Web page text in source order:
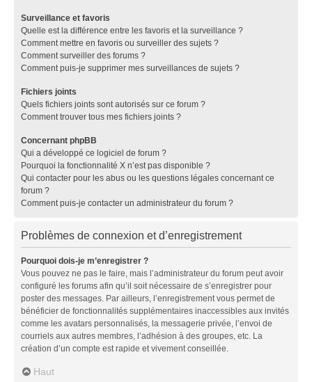
Surveillance et favoris
Quelle est la différence entre les favoris et la surveillance ?
Comment mettre en favoris ou surveiller des sujets ?
Comment surveiller des forums ?
Comment puis-je supprimer mes surveillances de sujets ?
Fichiers joints
Quels fichiers joints sont autorisés sur ce forum ?
Comment trouver tous mes fichiers joints ?
Concernant phpBB
Qui a développé ce logiciel de forum ?
Pourquoi la fonctionnalité X n’est pas disponible ?
Qui contacter pour les abus ou les questions légales concernant ce
forum ?
Comment puis-je contacter un administrateur du forum ?
Problèmes de connexion et d’enregistrement
Pourquoi dois-je m’enregistrer ?
Vous pouvez ne pas le faire, mais l’administrateur du forum peut avoir
configuré les forums afin qu’il soit nécessaire de s’enregistrer pour
poster des messages. Par ailleurs, l’enregistrement vous permet de
bénéficier de fonctionnalités supplémentaires inaccessibles aux invités
comme les avatars personnalisés, la messagerie privée, l’envoi de
courriels aux autres membres, l’adhésion à des groupes, etc. La
création d’un compte est rapide et vivement conseillée.
Haut